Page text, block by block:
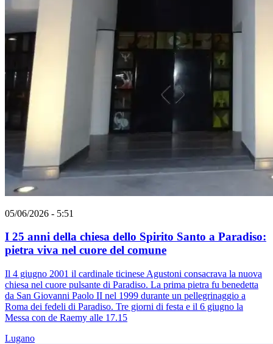
05/06/2026 - 5:51
I 25 anni della chiesa dello Spirito Santo a Paradiso:
pietra viva nel cuore del comune
Il 4 giugno 2001 il cardinale ticinese Agustoni consacrava la nuova
chiesa nel cuore pulsante di Paradiso. La prima pietra fu benedetta
da San Giovanni Paolo II nel 1999 durante un pellegrinaggio a
Roma dei fedeli di Paradiso. Tre giorni di festa e il 6 giugno la
Messa con de Raemy alle 17.15
Lugano